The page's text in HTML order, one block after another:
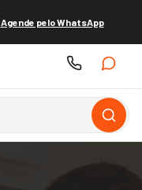
Agende pelo WhatsApp